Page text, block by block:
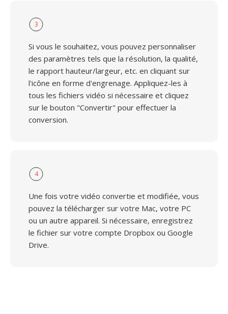
3
Si vous le souhaitez, vous pouvez personnaliser
des paramètres tels que la résolution, la qualité,
le rapport hauteur/largeur, etc. en cliquant sur
l'icône en forme d'engrenage. Appliquez-les à
tous les fichiers vidéo si nécessaire et cliquez
sur le bouton "Convertir" pour effectuer la
conversion.
4
Une fois votre vidéo convertie et modifiée, vous
pouvez la télécharger sur votre Mac, votre PC
ou un autre appareil. Si nécessaire, enregistrez
le fichier sur votre compte Dropbox ou Google
Drive.